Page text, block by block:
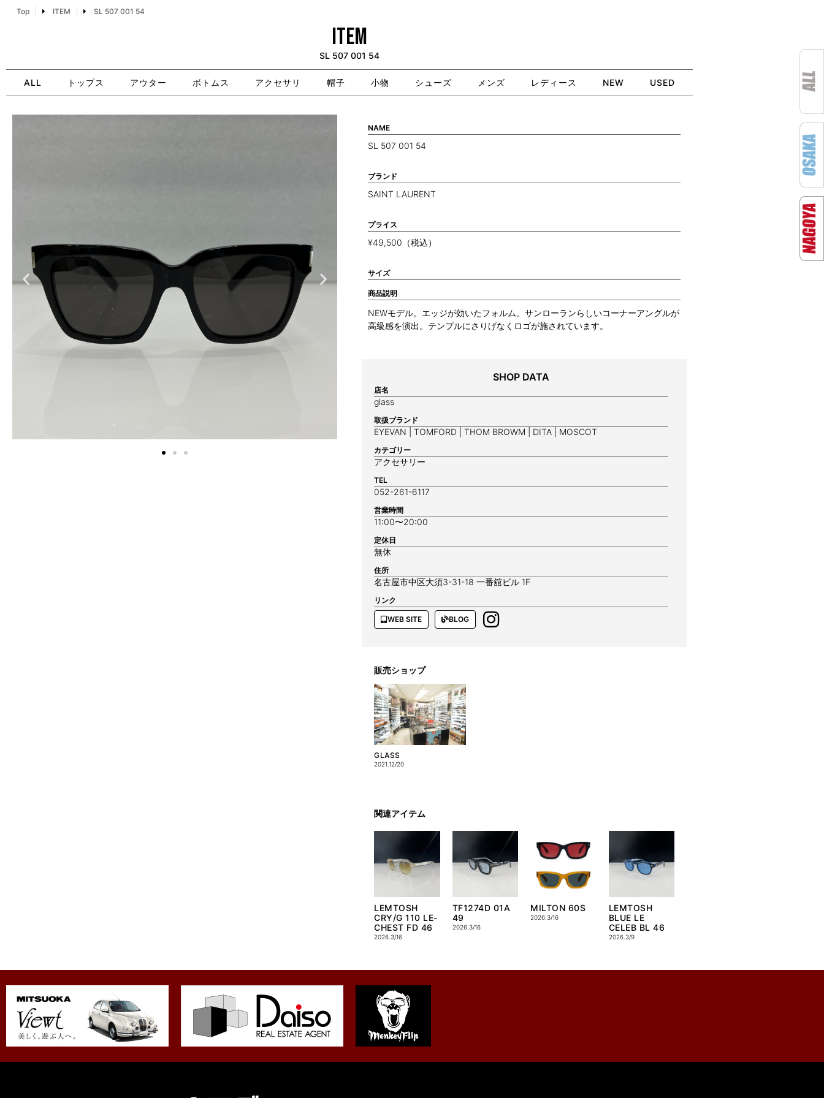
Top ITEM SL 507 001 54
ITEM
SL 507 001 54
ALL トップス アウター ボトムス アクセサリ 帽子 小物 シューズ メンズ レディース NEW USED
NAME
SL 507 001 54
ブランド
SAINT LAURENT
プライス
¥49,500（税込）
サイズ
商品説明
NEWモデル。エッジが効いたフォルム。サンローランらしいコーナーアングルが
高級感を演出。テンプルにさりげなくロゴが施されています。
SHOP DATA
店名
glass
取扱ブランド
EYEVAN | TOMFORD | THOM BROWM | DITA | MOSCOT
カテゴリー
アクセサリー
TEL
052-261-6117
営業時間
11:00〜20:00
定休日
無休
住所
名古屋市中区大須3-31-18 一番舘ビル 1F
リンク
WEB SITE BLOG
販売ショップ
GLASS
2021.12/20
関連アイテム
LEMTOSH
CRY/G 110 LE-
CHEST FD 46
2026.3/16
TF1274D 01A
49
2026.3/16
MILTON 60S
2026.3/16
LEMTOSH
BLUE LE
CELEB BL 46
2026.3/9